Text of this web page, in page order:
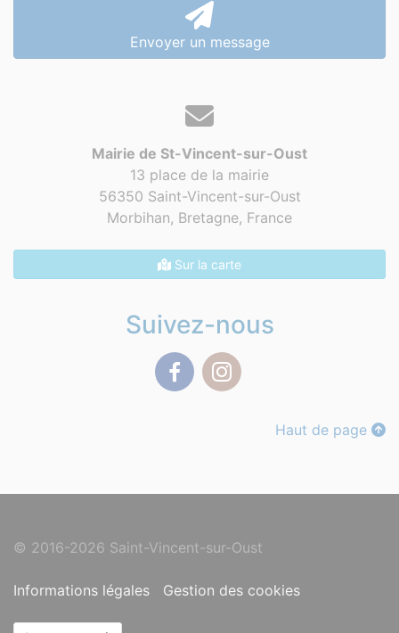
Envoyer un message
Mairie de St-Vincent-sur-Oust
13 place de la mairie
56350 Saint-Vincent-sur-Oust
Morbihan, Bretagne, France
Sur la carte
Suivez-nous
Haut de page
© 2016-2026 Saint-Vincent-sur-Oust
Informations légales Gestion des cookies